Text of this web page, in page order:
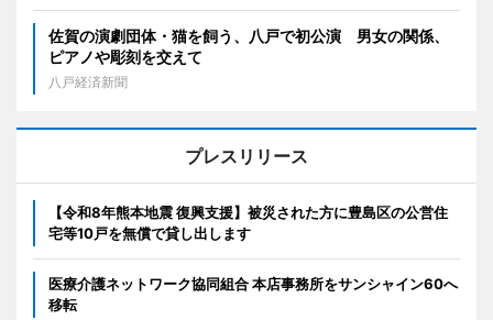
佐賀の演劇団体・猫を飼う、八戸で初公演 男女の関係、
ピアノや彫刻を交えて
八戸経済新聞
プレスリリース
【令和8年熊本地震 復興支援】被災された方に豊島区の公営住
宅等10戸を無償で貸し出します
医療介護ネットワーク協同組合 本店事務所をサンシャイン60へ
移転